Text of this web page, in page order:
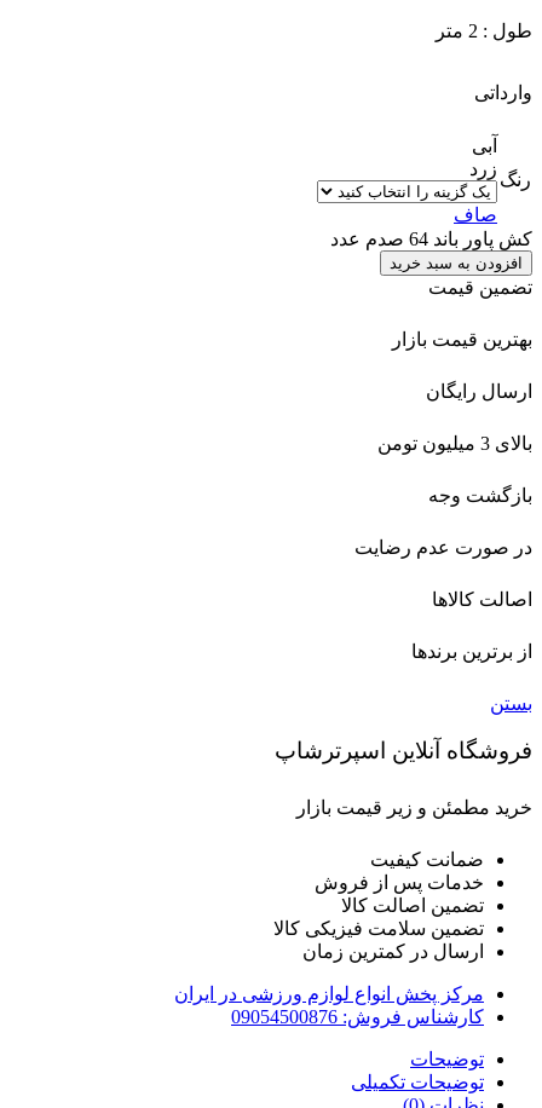
طول : 2 متر
وارداتی
رنگ
آبی
زرد
صاف
کش پاور باند 64 صدم عدد
افزودن به سبد خرید
تضمین قیمت
بهترین قیمت بازار
ارسال رایگان
بالای 3 میلیون تومن
بازگشت وجه
در صورت عدم رضایت
اصالت کالاها
از برترین برندها
بستن
فروشگاه آنلاین اسپرترشاپ
خرید مطمئن و زیر قیمت بازار
ضمانت کیفیت
خدمات پس از فروش
تضمین اصالت کالا
تضمین سلامت فیزیکی کالا
ارسال در کمترین زمان
مرکز پخش انواع لوازم ورزشی در ایران
کارشناس فروش: 09054500876
توضیحات
توضیحات تکمیلی